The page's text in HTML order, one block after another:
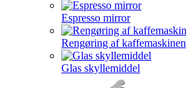
Espresso mirror
Rengøring af kaffemaskinen
Glas skyllemiddel